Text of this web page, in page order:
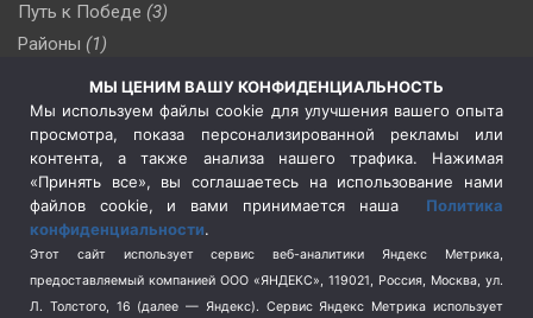
Путь к Победе (3)
Районы (1)
(510)
Сельское хозяйство (3)
Социальная политика
(3)
Спецоперация в Украине
Спецоперация на Украине
(404)
Спорт (740)
Терроризм (1)
МЫ ЦЕНИМ ВАШУ КОНФИДЕНЦИАЛЬНОСТЬ
Мы используем файлы cookie для улучшения вашего опыта
просмотра, показа персонализированной рекламы или
контента, а также анализа нашего трафика. Нажимая
«Принять все», вы соглашаетесь на использование нами
файлов cookie, и вами принимается наша Политика
конфиденциальности.
Этот сайт использует сервис веб-аналитики Яндекс Метрика,
предоставляемый компанией ООО «ЯНДЕКС», 119021, Россия, Москва, ул.
Л. Толстого, 16 (далее — Яндекс). Сервис Яндекс Метрика использует